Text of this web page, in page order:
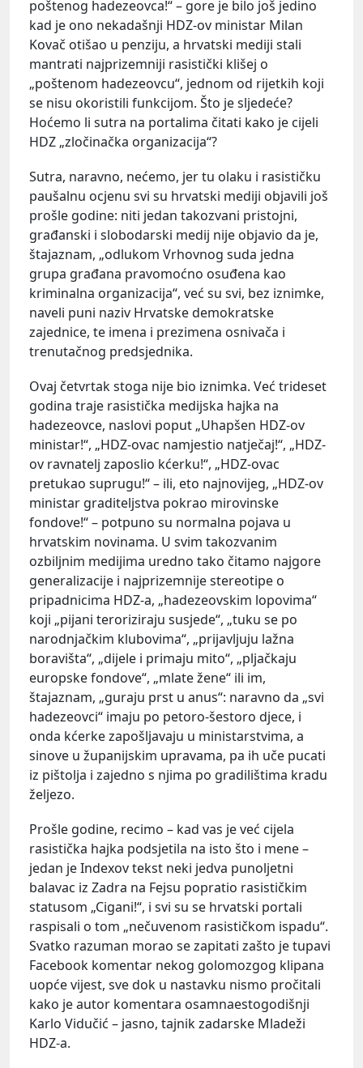
poštenog hadezeovca!“ – gore je bilo još jedino
kad je ono nekadašnji HDZ-ov ministar Milan
Kovač otišao u penziju, a hrvatski mediji stali
mantrati najprizemniji rasistički klišej o
„poštenom hadezeovcu“, jednom od rijetkih koji
se nisu okoristili funkcijom. Što je sljedeće?
Hoćemo li sutra na portalima čitati kako je cijeli
HDZ „zločinačka organizacija“?
Sutra, naravno, nećemo, jer tu olaku i rasističku
paušalnu ocjenu svi su hrvatski mediji objavili još
prošle godine: niti jedan takozvani pristojni,
građanski i slobodarski medij nije objavio da je,
štajaznam, „odlukom Vrhovnog suda jedna
grupa građana pravomoćno osuđena kao
kriminalna organizacija“, već su svi, bez iznimke,
naveli puni naziv Hrvatske demokratske
zajednice, te imena i prezimena osnivača i
trenutačnog predsjednika.
Ovaj četvrtak stoga nije bio iznimka. Već trideset
godina traje rasistička medijska hajka na
hadezeovce, naslovi poput „Uhapšen HDZ-ov
ministar!“, „HDZ-ovac namjestio natječaj!“, „HDZ-
ov ravnatelj zaposlio kćerku!“, „HDZ-ovac
pretukao suprugu!“ – ili, eto najnovijeg, „HDZ-ov
ministar graditeljstva pokrao mirovinske
fondove!“ – potpuno su normalna pojava u
hrvatskim novinama. U svim takozvanim
ozbiljnim medijima uredno tako čitamo najgore
generalizacije i najprizemnije stereotipe o
pripadnicima HDZ-a, „hadezeovskim lopovima“
koji „pijani teroriziraju susjede“, „tuku se po
narodnjačkim klubovima“, „prijavljuju lažna
boravišta“, „dijele i primaju mito“, „pljačkaju
europske fondove“, „mlate žene“ ili im,
štajaznam, „guraju prst u anus“: naravno da „svi
hadezeovci“ imaju po petoro-šestoro djece, i
onda kćerke zapošljavaju u ministarstvima, a
sinove u županijskim upravama, pa ih uče pucati
iz pištolja i zajedno s njima po gradilištima kradu
željezo.
Prošle godine, recimo – kad vas je već cijela
rasistička hajka podsjetila na isto što i mene –
jedan je Indexov tekst neki jedva punoljetni
balavac iz Zadra na Fejsu popratio rasističkim
statusom „Cigani!“, i svi su se hrvatski portali
raspisali o tom „nečuvenom rasističkom ispadu“.
Svatko razuman morao se zapitati zašto je tupavi
Facebook komentar nekog golomozgog klipana
uopće vijest, sve dok u nastavku nismo pročitali
kako je autor komentara osamnaestogodišnji
Karlo Vidučić – jasno, tajnik zadarske Mladeži
HDZ-a.